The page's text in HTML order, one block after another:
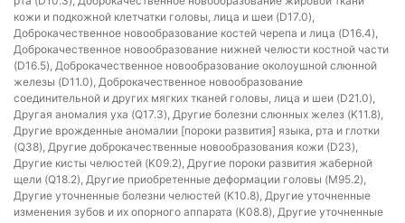
кожи и подкожной клетчатки головы, лица и шеи (D17.0),
Доброкачественное новообразование костей черепа и лица (D16.4),
Доброкачественное новообразование нижней челюсти костной части
(D16.5), Доброкачественное новообразование околоушной слюнной
железы (D11.0), Доброкачественное новообразование
соединительной и других мягких тканей головы, лица и шеи (D21.0),
Другая аномалия уха (Q17.3), Другие болезни слюнных желез (K11.8),
Другие врожденные аномалии [пороки развития] языка, рта и глотки
(Q38), Другие доброкачественные новообразования кожи (D23),
Другие кисты челюстей (K09.2), Другие пороки развития жаберной
щели (Q18.2), Другие приобретенные деформации головы (M95.2),
Другие уточненные болезни челюстей (K10.8), Другие уточненные
изменения зубов и их опорного аппарата (K08.8), Другие уточненные